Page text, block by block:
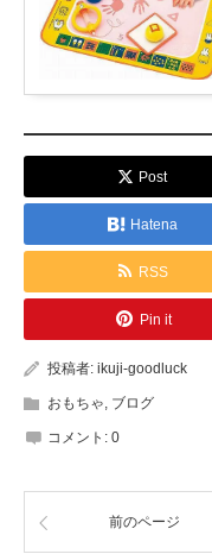
Post
Hatena
RSS
Pin it
投稿者: ikuji-goodluck
おもちゃ, ブログ
コメント: 0
前のページ